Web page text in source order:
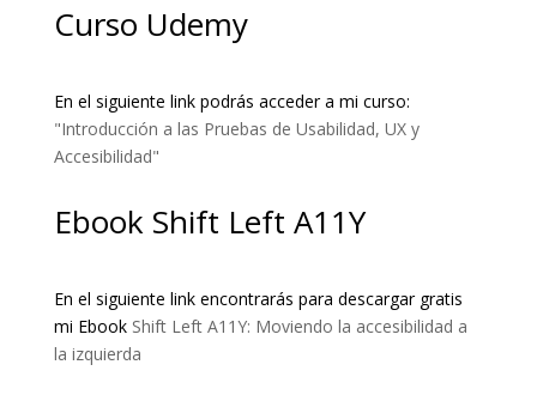
Curso Udemy
En el siguiente link podrás acceder a mi curso:
"Introducción a las Pruebas de Usabilidad, UX y
Accesibilidad"
Ebook Shift Left A11Y
En el siguiente link encontrarás para descargar gratis
mi Ebook Shift Left A11Y: Moviendo la accesibilidad a
la izquierda